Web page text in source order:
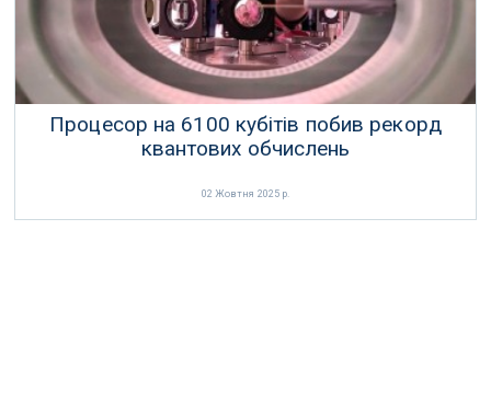
Процесор на 6100 кубітів побив рекорд
квантових обчислень
02 Жовтня 2025 р.